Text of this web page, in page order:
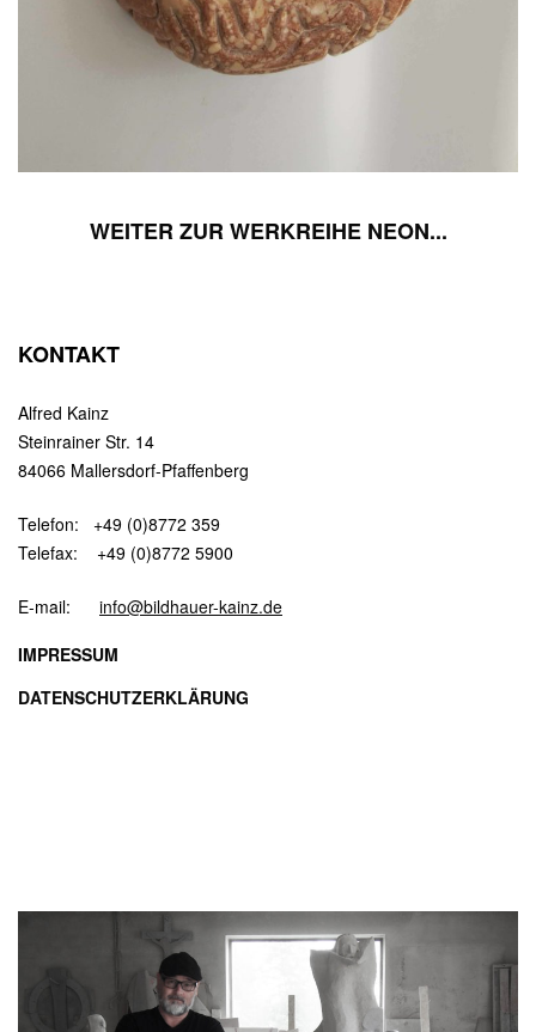
WEITER ZUR WERKREIHE NEON...
KONTAKT
Alfred Kainz
Steinrainer Str. 14
84066 Mallersdorf-Pfaffenberg
Telefon: +49 (0)8772 359
Telefax: +49 (0)8772 5900
E-mail: info@bildhauer-kainz.de
IMPRESSUM
DATENSCHUTZERKLÄRUNG